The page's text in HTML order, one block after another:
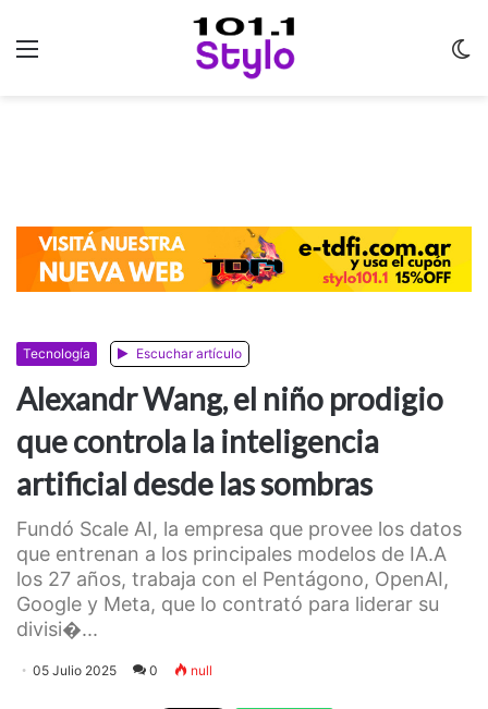
Tecnología Escuchar artículo
Alexandr Wang, el niño prodigio
que controla la inteligencia
artificial desde las sombras
Fundó Scale AI, la empresa que provee los datos
que entrenan a los principales modelos de IA.A
los 27 años, trabaja con el Pentágono, OpenAI,
Google y Meta, que lo contrató para liderar su
divisi�...
05 Julio 2025 0 null